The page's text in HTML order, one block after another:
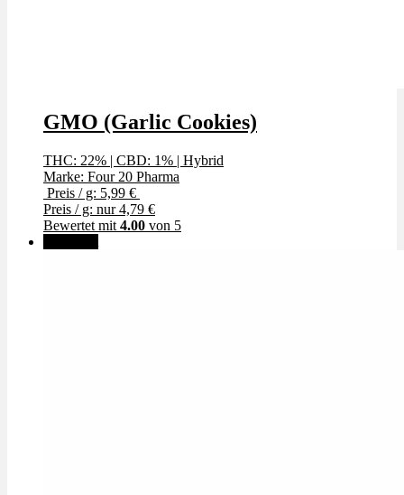
GMO (Garlic Cookies)
THC: 22% | CBD: 1% | Hybrid
Marke: Four 20 Pharma
Preis / g: 5,99 €
Preis / g: nur 4,79 €
Bewertet mit 4.00 von 5